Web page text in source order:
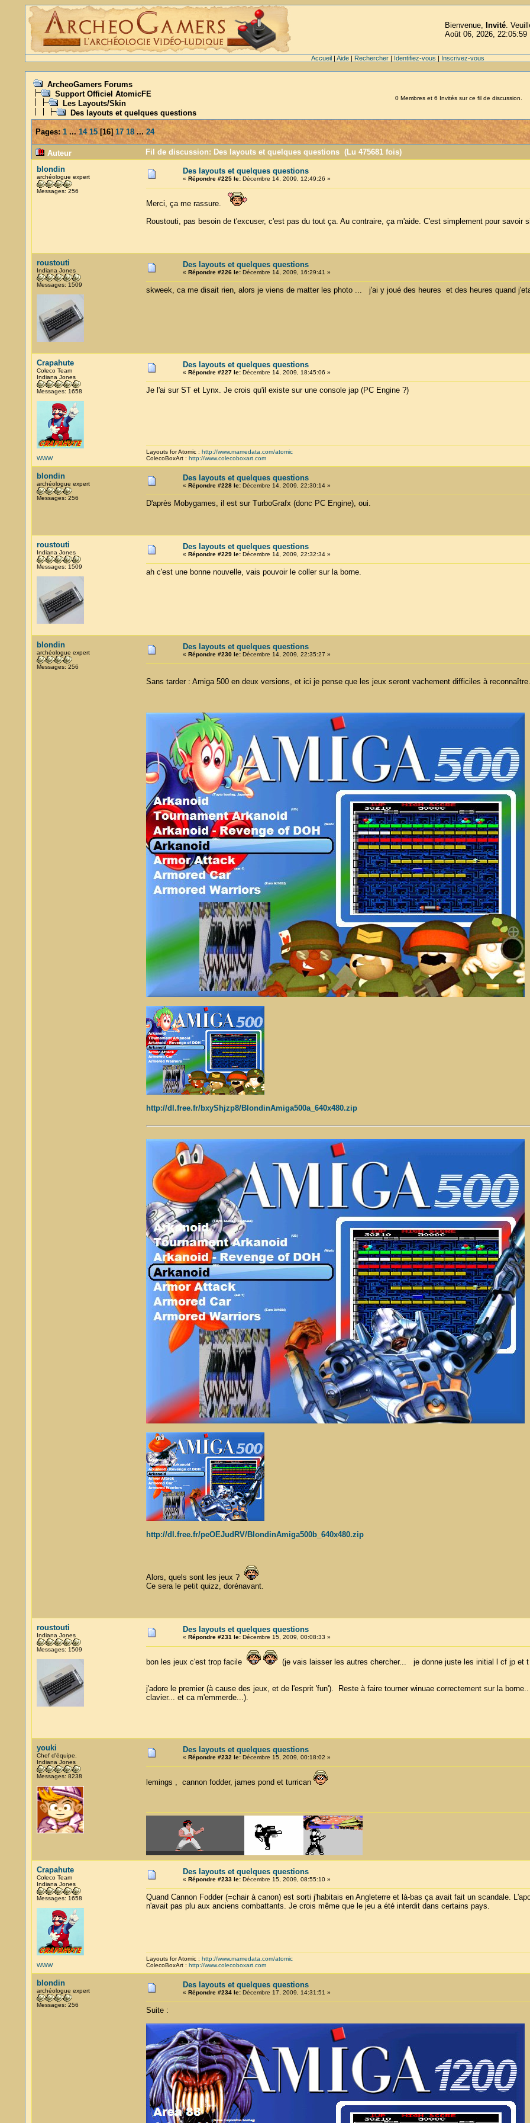
Bienvenue, Invité.
Août 06, 2026, 22:05:59
Accueil| Aide| Rechercher| Identifiez-vous | Inscrivez-vous
ArcheoGamers Forums
Support Officiel AtomicFE
Les Layouts/Skin
Des layouts et quelques questions
0 Membres et 6 Invités sur ce fil de discussion.
Pages: 1 ...14 15[16]17 18 ... 24
Auteur
Fil de discussion: Des layouts et quelques questions (Lu 475681 fois)
blondin
archéologue expert
Messages: 256
Des layouts et quelques questions
« Répondre #225 le:Décembre 14, 2009, 12:49:26 »
Merci, ça me rassure.
Roustouti, pas besoin de t'excuser, c'est pas du tout ça. Au contraire, ça m'aide. C'est simplement pour savoir
roustouti
Indiana Jones
Messages: 1509
Des layouts et quelques questions
« Répondre #226 le:Décembre 14, 2009, 16:29:41 »
skweek, ca me disait rien, alors je viens de matter les photo ... j'ai y joué des heures et des heures quand
Crapahute
Coleco Team
Indiana Jones
Messages: 1658
WWW
Des layouts et quelques questions
« Répondre #227 le:Décembre 14, 2009, 18:45:06 »
Je l'ai sur ST et Lynx. Je crois qu'il existe sur une console jap (PC Engine ?)
Layouts for Atomic : http://www.mamedata.com/atomic
ColecoBoxArt : http://www.colecoboxart.com
blondin
archéologue expert
Messages: 256
Des layouts et quelques questions
« Répondre #228 le:Décembre 14, 2009, 22:30:14 »
D'après Mobygames, il est sur TurboGrafx (donc PC Engine), oui.
roustouti
Indiana Jones
Messages: 1509
Des layouts et quelques questions
« Répondre #229 le:Décembre 14, 2009, 22:32:34 »
ah c'est une bonne nouvelle, vais pouvoir le coller sur la borne.
blondin
archéologue expert
Messages: 256
Des layouts et quelques questions
« Répondre #230 le:Décembre 14, 2009, 22:35:27 »
Sans tarder : Amiga 500 en deux versions, et ici je pense que les jeux seront vachement difficiles à reconnaître.
http://dl.free.fr/bxyShjzp8/BlondinAmiga500a_640x480.zip
http://dl.free.fr/peOEJudRV/BlondinAmiga500b_640x480.zip
Alors, quels sont les jeux ?
Ce sera le petit quizz, dorénavant.
roustouti
Indiana Jones
Messages: 1509
Des layouts et quelques questions
« Répondre #231 le:Décembre 15, 2009, 00:08:33 »
bon les jeux c'est trop facile (je vais laisser les autres chercher... je donne juste les initial l cf jp et t
j'adore le premier (à cause des jeux, et de l'esprit 'fun'). Reste à faire tourner winuae correctement sur la
clavier... et ca m'emmerde...).
youki
Chef d'équipe.
Indiana Jones
Messages: 8238
Des layouts et quelques questions
« Répondre #232 le:Décembre 15, 2009, 00:18:02 »
lemings , cannon fodder, james pond et turrican
Crapahute
Coleco Team
Indiana Jones
Messages: 1658
WWW
Des layouts et quelques questions
« Répondre #233 le:Décembre 15, 2009, 08:55:10 »
Quand Cannon Fodder (=chair à canon) est sorti j'habitais en Angleterre et là-bas ça avait fait un scandale.
n'avait pas plu aux anciens combattants. Je crois même que le jeu a été interdit dans certains pays.
Layouts for Atomic : http://www.mamedata.com/atomic
ColecoBoxArt : http://www.colecoboxart.com
blondin
archéologue expert
Messages: 256
Des layouts et quelques questions
« Répondre #234 le:Décembre 17, 2009, 14:31:51 »
Suite :